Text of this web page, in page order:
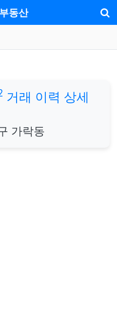
동산
거래 이력 상세
가락동